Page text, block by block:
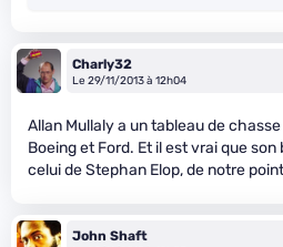
Charly32
Le 29/11/2013 à 12h04
Allan Mullaly a un tableau de
Boeing et Ford. Et il est vrai que
celui de Stephan Elop, de notre
John Shaft